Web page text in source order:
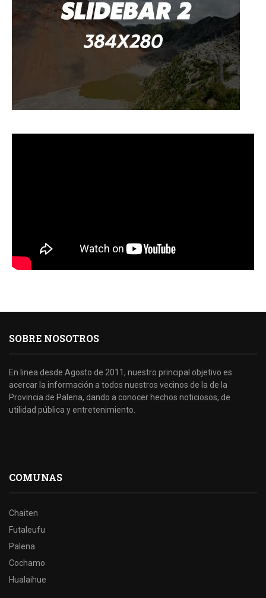
SOBRE NOSOTROS
En linea desde Agosto de 2011, nuestro principal objetivo es
acercar la información a todos nuestros vecinos de la de la
Provincia de Palena, dando a conocer hechos noticiosos, de
utilidad pública y entretenimiento.
COMUNAS
Chaiten
Futaleufu
Palena
Cochamo
Hualaihue